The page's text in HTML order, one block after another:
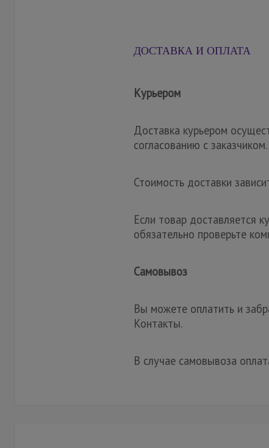
ДОСТАВКА И ОПЛАТА
Курьером
Доставка курьером
согласованию с заказчиком.
Стоимость доставки
Если товар доставляется
обязательно проверьте
Самовывоз
Вы можете оплатить и
Контакты.
В случае самовывоза